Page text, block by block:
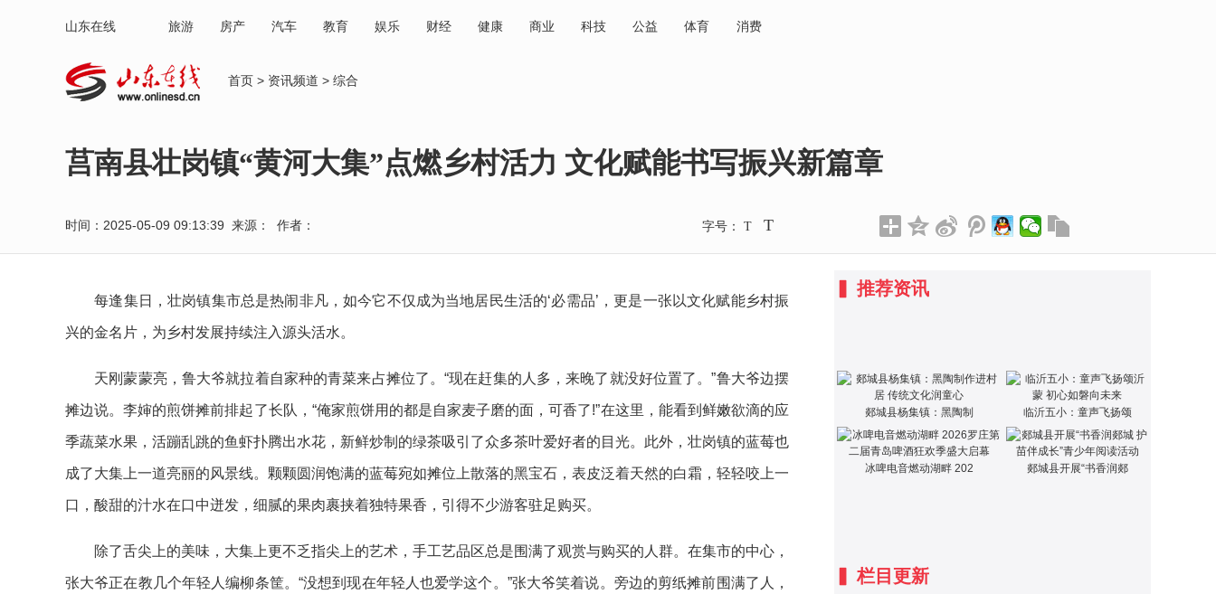
山东在线 旅游 房产 汽车 教育 娱乐 财经 健康 商业 科技 公益 体育 消费
首页 > 资讯频道 > 综合
莒南县壮岗镇“黄河大集”点燃乡村活力 文化赋能书写振兴新篇章
时间：2025-05-09 09:13:39 来源： 作者： 字号： T T
每逢集日，壮岗镇集市总是热闹非凡，如今它不仅成为当地居民生活的‘必需品’，更是一张以文化赋能乡村振
兴的金名片，为乡村发展持续注入源头活水。
天刚蒙蒙亮，鲁大爷就拉着自家种的青菜来占摊位了。“现在赶集的人多，来晚了就没好位置了。”鲁大爷边摆
摊边说。李婶的煎饼摊前排起了长队，“俺家煎饼用的都是自家麦子磨的面，可香了!”在这里，能看到鲜嫩欲滴的应
季蔬菜水果，活蹦乱跳的鱼虾扑腾出水花，新鲜炒制的绿茶吸引了众多茶叶爱好者的目光。此外，壮岗镇的蓝莓也
成了大集上一道亮丽的风景线。颗颗圆润饱满的蓝莓宛如摊位上散落的黑宝石，表皮泛着天然的白霜，轻轻咬上一
口，酸甜的汁水在口中迸发，细腻的果肉裹挟着独特果香，引得不少游客驻足购买。
除了舌尖上的美味，大集上更不乏指尖上的艺术，手工艺品区总是围满了观赏与购买的人群。在集市的中心，
张大爷正在教几个年轻人编柳条筐。“没想到现在年轻人也爱学这个。”张大爷笑着说。旁边的剪纸摊前围满了人，
推荐资讯
郯城县杨集镇：黑陶制 临沂五小：童声飞扬颂
冰啤电音燃动湖畔 202 郯城县开展“书香润郯
▍栏目更新